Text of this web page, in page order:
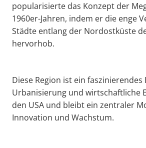
popularisierte das Konzept der
1960er-Jahren, indem er die enge
Städte entlang der Nordostküste
hervorhob.
Diese Region ist ein
Urbanisierung und wirtschaftliche
den USA und bleibt ein zentraler
Innovation und Wachstum.